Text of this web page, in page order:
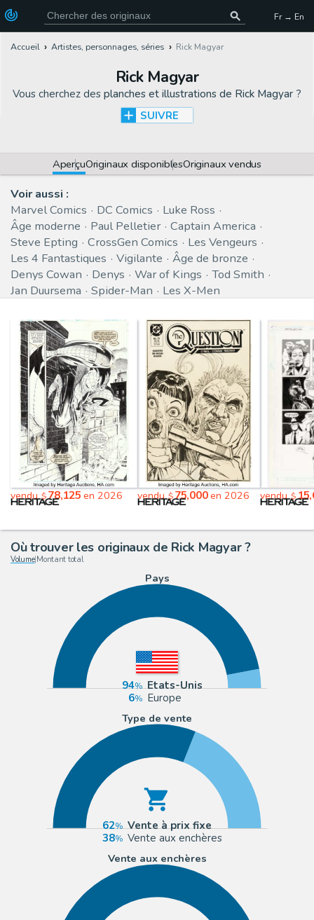
Fr → En
Accueil Artistes, personnages, séries Rick Magyar
Rick Magyar
Vous cherchez des planches et illustrations de Rick Magyar ?
SUIVRE
AperçuOriginaux disponiblesOriginaux vendus
Voir aussi :
Marvel Comics
DC Comics
Luke Ross
Âge moderne
Paul Pelletier
Captain America
Steve Epting
CrossGen Comics
Les Vengeurs
Les 4 Fantastiques
Vigilante
Âge de bronze
Denys Cowan
Denys War of Kings
Tod Smith
Jan Duursema
Spider-Man Les X-Men
vendu$78,125 en 2026 vendu$75,000en 2026 vendu$
Où trouver les originaux de Rick Magyar ?
Volume| Montant total
Pays
94
Etats-Unis
6
Europe
Type de vente
62
Vente à prix fixe
38
Vente aux enchères
Vente aux enchères